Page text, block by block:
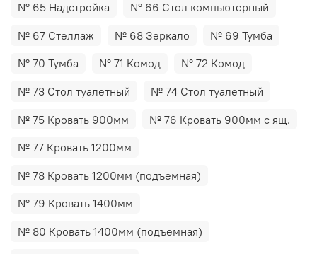
№ 65 Надстройка
№ 66 Стол компьютерный
№ 67 Стеллаж
№ 68 Зеркало
№ 69 Тумба
№ 70 Тумба
№ 71 Комод
№ 72 Комод
№ 73 Стол туалетный
№ 74 Стол туалетный
№ 75 Кровать 900мм
№ 76 Кровать 900мм с ящ.
№ 77 Кровать 1200мм
№ 78 Кровать 1200мм (подъемная)
№ 79 Кровать 1400мм
№ 80 Кровать 1400мм (подъемная)